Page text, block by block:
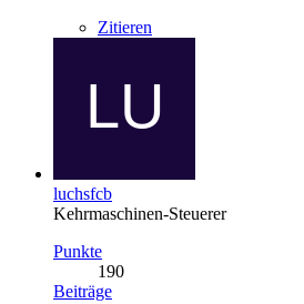
Zitieren
luchsfcb
Kehrmaschinen-Steuerer
Punkte
190
Beiträge